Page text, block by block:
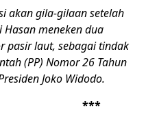
akan gila-gilaan setelah
meneken dua
pasir laut, sebagai tindak
(PP) Nomor 26 Tahun
Joko Widodo.
***